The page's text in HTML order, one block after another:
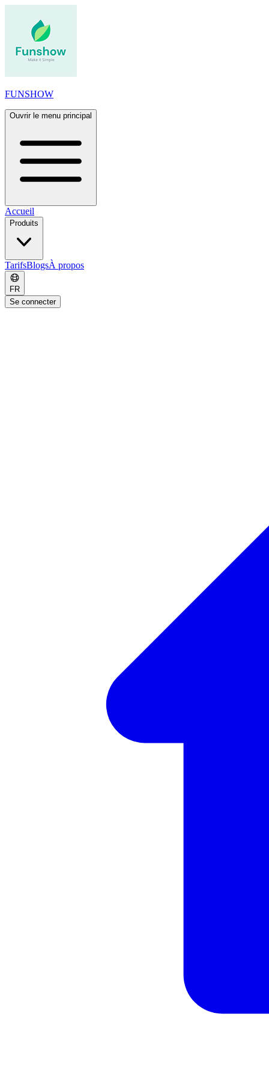
FUNSHOW
Ouvrir le menu principal
Accueil
Produits
TarifsBlogsÀ propos
FR
Se connecter